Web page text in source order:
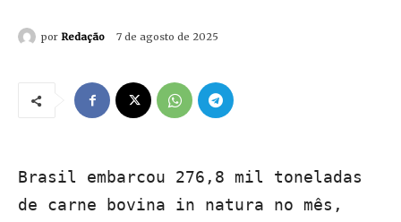
por Redação 7 de agosto de 2025
Brasil embarcou 276,8 mil toneladas
de carne bovina in natura no mês,